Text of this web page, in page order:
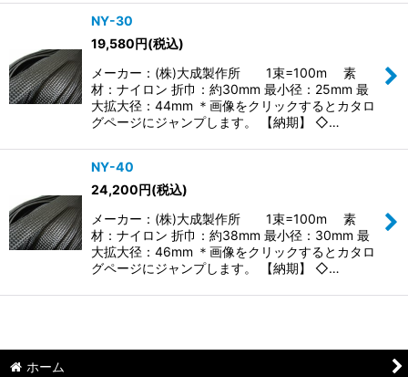
NY-30
19,580円(税込)
メーカー：(株)大成製作所 1束=100m 素
材：ナイロン 折巾：約30mm 最小径：25mm 最
大拡大径：44mm ＊画像をクリックするとカタロ
グページにジャンプします。 【納期】 ◇…
NY-40
24,200円(税込)
メーカー：(株)大成製作所 1束=100m 素
材：ナイロン 折巾：約38mm 最小径：30mm 最
大拡大径：46mm ＊画像をクリックするとカタロ
グページにジャンプします。 【納期】 ◇…
ホーム